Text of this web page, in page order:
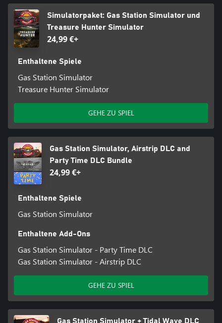
Simulatorpaket: Gas Station Simulator und
Treasure Hunter Simulator
24,99 €+
Enthaltene Spiele
Gas Station Simulator
Treasure Hunter Simulator
GEHE ZU SPIEL
Gas Station Simulator, Airstrip DLC and
Party Time DLC Bundle
24,99 €+
Enthaltene Spiele
Gas Station Simulator
Enthaltene Add-Ons
Gas Station Simulator - Party Time DLC
Gas Station Simulator - Airstrip DLC
GEHE ZU SPIEL
Gas Station Simulator + Tidal Wave DLC